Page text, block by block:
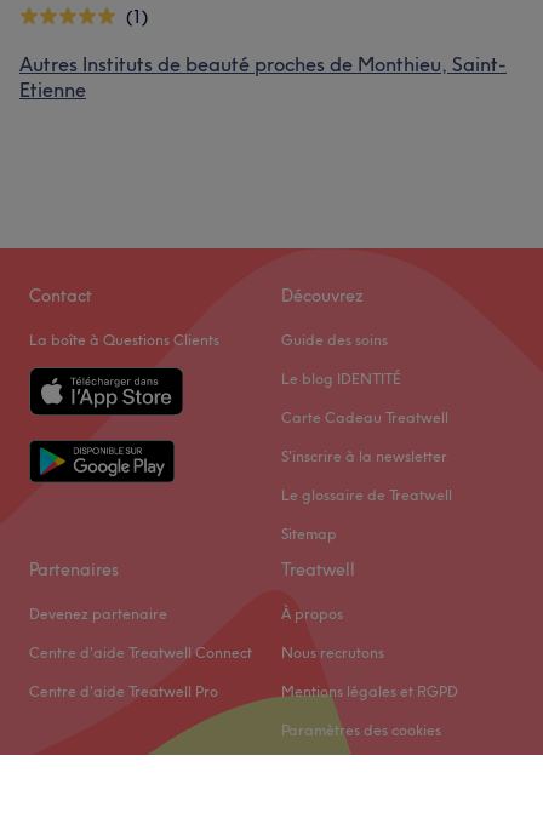
(1)
Autres Instituts de beauté proches de Monthieu, Saint-
Etienne
Contact
La boîte à Questions Clients
Découvrez
Guide des soins
Le blog IDENTITÉ
Carte Cadeau Treatwell
S'inscrire à la newsletter
Le glossaire de Treatwell
Sitemap
Partenaires
Devenez partenaire
Centre d'aide Treatwell Connect
Centre d'aide Treatwell Pro
Treatwell
À propos
Nous recrutons
Mentions légales et RGPD
Paramètres des cookies